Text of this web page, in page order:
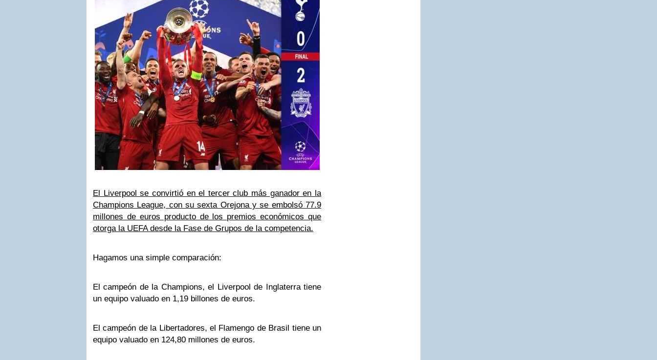
El Liverpool se convirtió en el tercer club más ganador en la
Champions League, con su sexta Orejona y se embolsó 77.9
millones de euros producto de los premios económicos que
otorga la UEFA desde la Fase de Grupos de la competencia.
Hagamos una simple comparación:
El campeón de la Champions, el Liverpool de Inglaterra tiene
un equipo valuado en 1,19 billones de euros.
El campeón de la Libertadores, el Flamengo de Brasil tiene un
equipo valuado en 124,80 millones de euros.